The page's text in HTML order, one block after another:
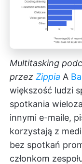
Multitasking
przez Zippia A
większość ludzi
spotkania
innymi e-maile,
korzystają z
bez spotkań
członkom